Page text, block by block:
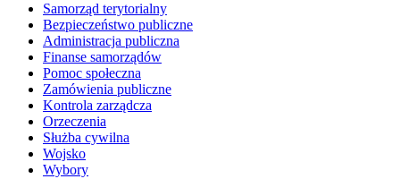
Samorząd terytorialny
Bezpieczeństwo publiczne
Administracja publiczna
Finanse samorządów
Pomoc społeczna
Zamówienia publiczne
Kontrola zarządcza
Orzeczenia
Służba cywilna
Wojsko
Wybory